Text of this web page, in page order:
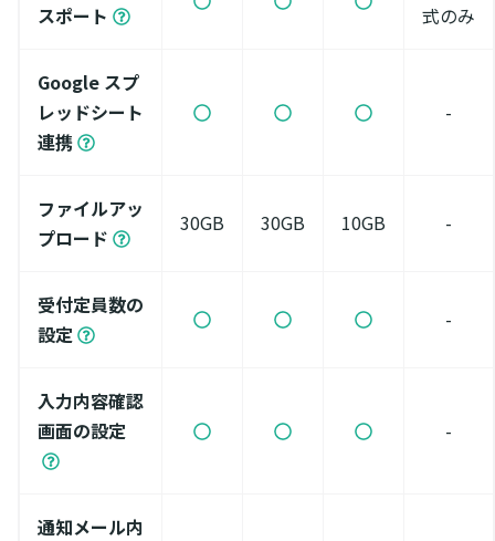
スポート
式のみ
Google スプ
レッドシート
連携
-
ファイルアッ
プロード
30GB 30GB 10GB -
受付定員数の
設定
-
入力内容確認
画面の設定
-
通知メール内